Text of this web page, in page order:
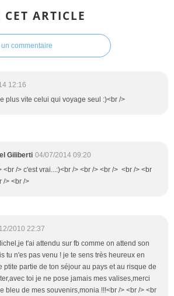
ARTICLE
commentaire
12:16
plus vite celui qui voyage seul :)<br />
Giliberti 04/07/2014 09:20
<br /> c'est vrai...:)<br /> <br /> <br /> <br /> <br
/> <br />
2010 22:37
t'ai attendu sur fb comme on attend son
tu n'es pas venu ! je te sens très heureux en
ptite partie de ton séjour au pays et au risque de
toi je ne pose jamais mes valises,merci
bleu de mes souvenirs,monia !!!<br /> <br /> <br